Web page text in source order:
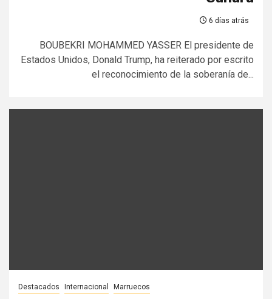
6 días atrás
BOUBEKRI MOHAMMED YASSER El presidente de
Estados Unidos, Donald Trump, ha reiterado por escrito
el reconocimiento de la soberanía de...
Destacados Internacional Marruecos